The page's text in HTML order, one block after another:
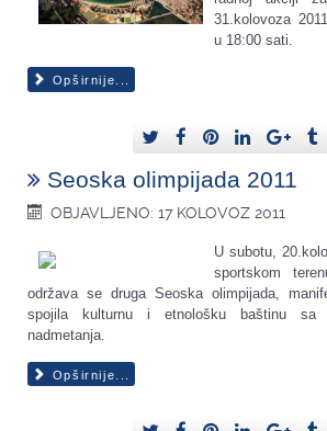
31.kolovoza
u 18:00 sati.
Opširnije...
Seoska olimpijada 2011
OBJAVLJENO: 17 KOLOVOZ 2011
U subotu,
sportskom
održava se druga Seoska olimpijada,
spojila kulturnu i etnološku baštinu sa
nadmetanja.
Opširnije...